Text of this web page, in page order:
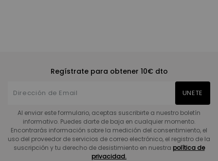
Regístrate para obtener 10€ dto
UNETE
Al enviar este formulario, aceptas suscribirte a nuestro boletín
informativo. Puedes darte de baja en cualquier momento.
Encontrarás información sobre la medición del consentimiento, el
uso del proveedor de servicios de correo electrónico, el registro de la
suscripción y tu derecho de desistimiento en nuestra política de
privacidad.